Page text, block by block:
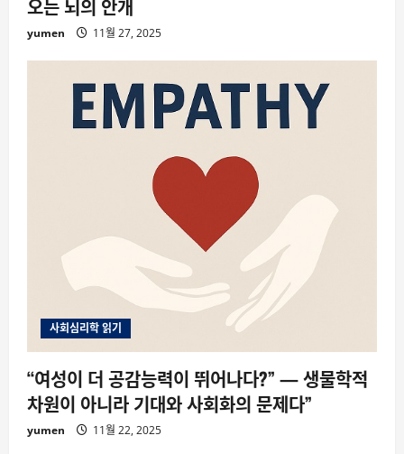
오는 뇌의 안개
yumen 11월 27, 2025
사회심리학 읽기
“여성이 더 공감능력이 뛰어나다?” — 생물학적
차원이 아니라 기대와 사회화의 문제다”
yumen 11월 22, 2025